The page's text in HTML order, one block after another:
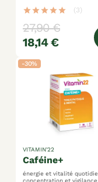
star star star star star (3)
27,90 €
18,14 €
-30%
caféine+
VITAMIN'22
énergie et vitalité
concentration et vigilance 9